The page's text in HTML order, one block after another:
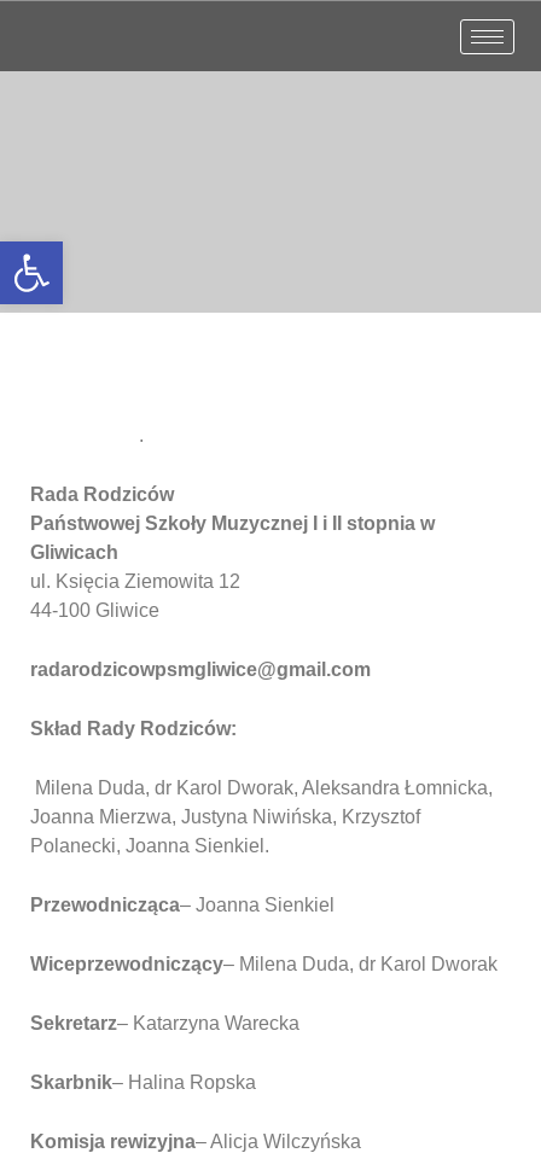
Otwórz pasek narzędzi
.
Rada Rodziców
Państwowej Szkoły Muzycznej I i II stopnia w
Gliwicach
ul. Księcia Ziemowita 12
44-100 Gliwice
radarodzicowpsmgliwice@gmail.com
Skład Rady Rodziców:
Milena Duda, dr Karol Dworak, Aleksandra Łomnicka,
Joanna Mierzwa, Justyna Niwińska, Krzysztof
Polanecki, Joanna Sienkiel.
Przewodnicząca– Joanna Sienkiel
Wiceprzewodniczący– Milena Duda, dr Karol Dworak
Sekretarz– Katarzyna Warecka
Skarbnik– Halina Ropska
Komisja rewizyjna– Alicja Wilczyńska